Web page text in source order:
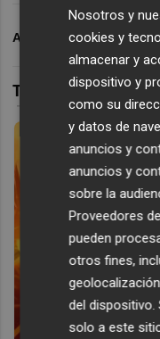
ARCHIVADO EN
Nosotros y
cookies y
almacenar y
dispositivo y
como su
y datos de
anuncios y
anuncios y
sobre la
Proveedores
pueden
otros fines,
del dispositivo.
solo a este